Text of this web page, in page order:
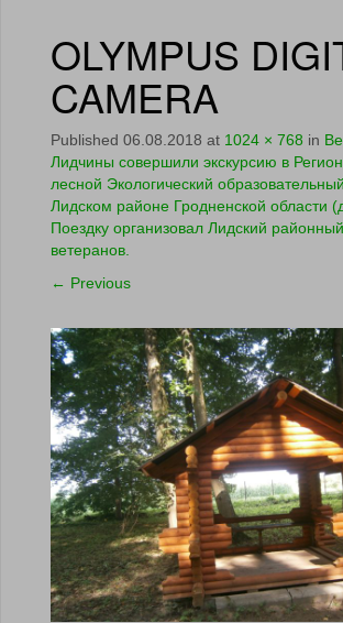
OLYMPUS
CAMERA
Published 06.08.2018 at 1024 × 768 in
Лидчины совершили экскурсию в
лесной Экологический
Лидском районе Гродненской области
Поездку организовал Лидский
ветеранов.
← Previous